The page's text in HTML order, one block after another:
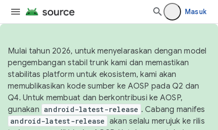
Masuk
Mulai tahun 2026, untuk menyelaraskan dengan model
pengembangan stabil trunk kami dan memastikan
stabilitas platform untuk ekosistem, kami akan
memublikasikan kode sumber ke AOSP pada Q2 dan
Q4. Untuk membuat dan berkontribusi ke AOSP,
gunakan android-latest-release . Cabang manifes
android-latest-release akan selalu merujuk ke rilis